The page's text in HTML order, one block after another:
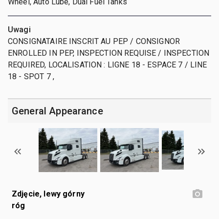
Uwagi
CONSIGNATAIRE INSCRIT AU PEP / CONSIGNOR
ENROLLED IN PEP, INSPECTION REQUISE / INSPECTION
REQUIRED, LOCALISATION : LIGNE 18 - ESPACE 7 / LINE
18 - SPOT 7 ,
General Appearance
Zdjęcie, lewy górny
róg